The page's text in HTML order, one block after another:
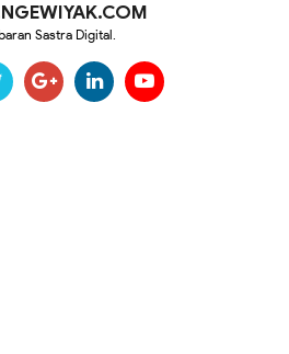
Sastra Digital.